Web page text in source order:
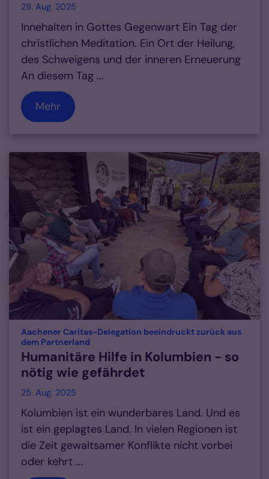
29. Aug. 2025
Innehalten in Gottes Gegenwart Ein Tag der
christlichen Meditation. Ein Ort der Heilung,
des Schweigens und der inneren Erneuerung
An diesem Tag ...
Mehr
Aachener Caritas-Delegation beeindruckt zurück aus
dem Partnerland
Humanitäre Hilfe in Kolumbien - so
nötig wie gefährdet
25. Aug. 2025
Kolumbien ist ein wunderbares Land. Und es
ist ein geplagtes Land. In vielen Regionen ist
die Zeit gewaltsamer Konflikte nicht vorbei
oder kehrt ...